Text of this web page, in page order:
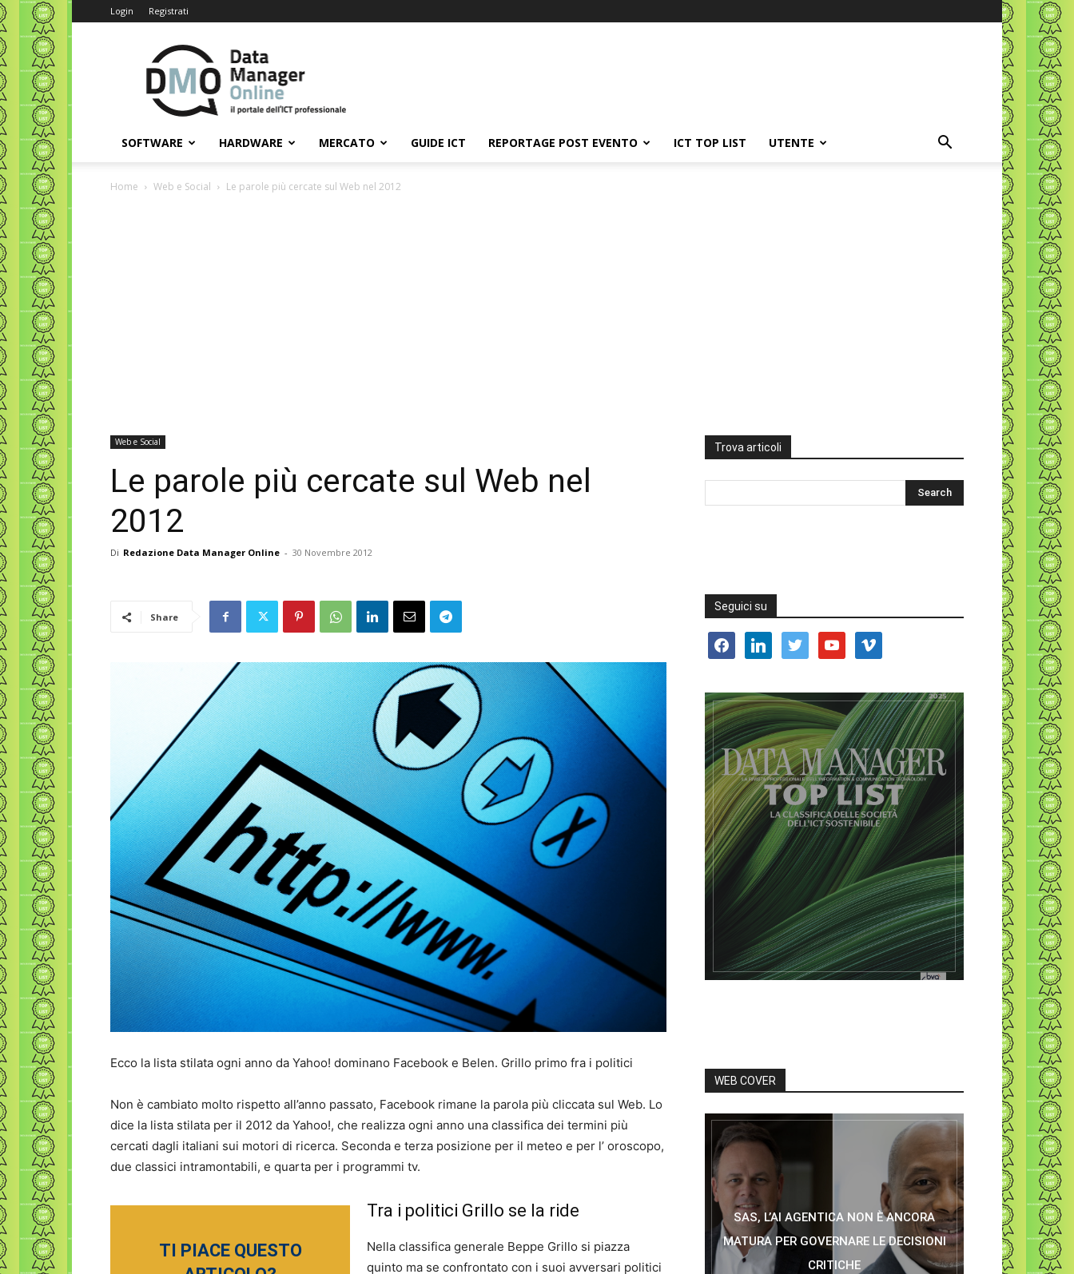
Login Registrati
Data
Manager
Online
SOFTWARE HARDWARE MERCATO GUIDE ICT REPORTAGE POST EVENTO ICT TOP LIST UTENTE
Home Web e Social Le parole più cercate sul Web nel 2012
Web e Social
Le parole più cercate sul Web nel
2012
Di Redazione Data Manager Online - 30 Novembre 2012
Share
Ecco la lista stilata ogni anno da Yahoo! dominano Facebook e Belen. Grillo primo fra i politici
Non è cambiato molto rispetto all’anno passato, Facebook rimane la parola più cliccata sul Web. Lo
dice la lista stilata per il 2012 da Yahoo!, che realizza ogni anno una classifica dei termini più
cercati dagli italiani sui motori di ricerca. Seconda e terza posizione per il meteo e per l’ oroscopo,
due classici intramontabili, e quarta per i programmi tv.
TI PIACE QUESTO
Tra i politici Grillo se la ride
Nella classifica generale Beppe Grillo si piazza
quinto ma se confrontato con i suoi avversari politici
Trova articoli
Seguici su
facebooklinkedin twitter youtube vimeo
WEB COVER
SAS, L’AI AGENTICA NON È ANCORA
MATURA PER GOVERNARE LE DECISIONI
CRITICHE